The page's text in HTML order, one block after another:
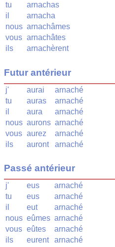
tu
arnachas
il
arnacha
nous arnachâmes
vous arnachâtes
ils
arnachèrent
Futur antérieur
j' aurai
arnaché
tu
auras
arnaché
il
aura
arnaché
nous aurons arnaché
vous aurez
arnaché
ils
auront arnaché
Passé antérieur
j' eus
arnaché
tu
eus
arnaché
il
eut
arnaché
nous eûmes arnaché
vous eûtes
arnaché
ils
eurent arnaché